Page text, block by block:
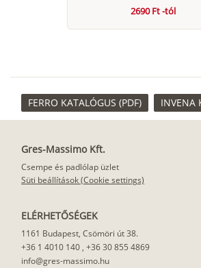
2690 Ft -tól
FERRO KATALÓGUS (PDF) INVENA
Gres-Massimo Kft.
Csempe és padlólap üzlet
Süti beállítások (Cookie settings)
ELÉRHETŐSÉGEK
1161 Budapest, Csömöri út 38.
+36 1 4010 140 , +36 30 855 4869
info@gres-massimo.hu